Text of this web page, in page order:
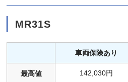
MR31S
車両保険あり
最高値 142,030円